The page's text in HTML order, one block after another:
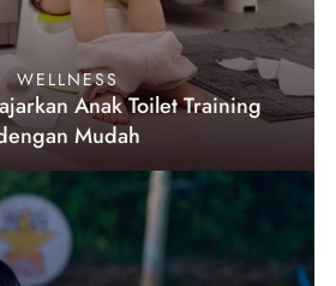
WELLNESS
Anak Toilet Training
Mudah